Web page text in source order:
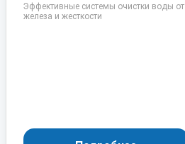
Эффективные системы очистки воды от
железа и жесткости